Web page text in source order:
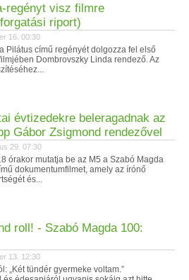
regényt visz filmre
riport)
16. 00:30
Pilátus című regényét dolgozza fel első
Dombrovszky Linda rendező. Az
évtizedekre beleragadnak az
Gábor Zsigmond rendezővel
29. 07:30
órakor mutatja be az M5 a Szabó Magda
dokumentumfilmet, amely az írónő
és...
roll! - Szabó Magda 100:
13. 12:30
„Két tündér gyermeke voltam.”